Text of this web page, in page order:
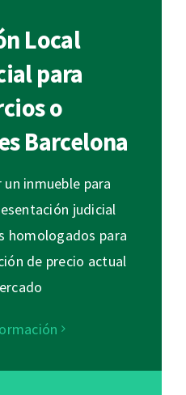
Local
para
o
Barcelona
inmueble para
judicial
homologados para
de precio actual